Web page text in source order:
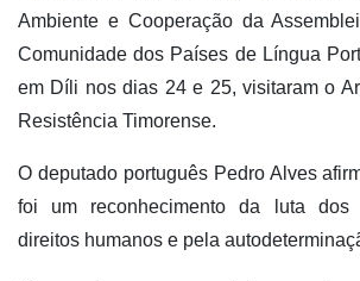
Ambiente e Cooperação da
Comunidade dos Países de Língua
em Díli nos dias 24 e 25, visitaram o
Resistência Timorense.
O deputado português Pedro Alves
foi um reconhecimento da luta dos
direitos humanos e pela